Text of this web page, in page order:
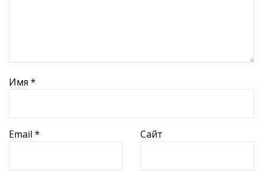
Имя *
Email * Сайт